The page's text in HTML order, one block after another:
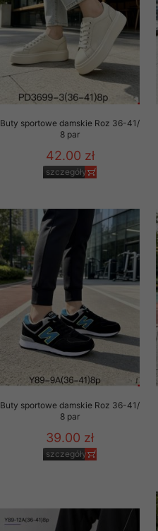
Buty sportowe damskie Roz 36-41/
8 par
42.00 zł
szczegóły
Buty sportowe damskie Roz 36-41/
8 par
39.00 zł
szczegóły